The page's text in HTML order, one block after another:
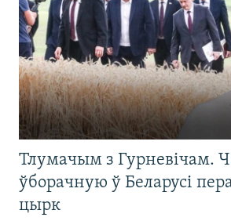
Тлумачым з Гурневічам.
ўборачную ў Беларусі
цырк